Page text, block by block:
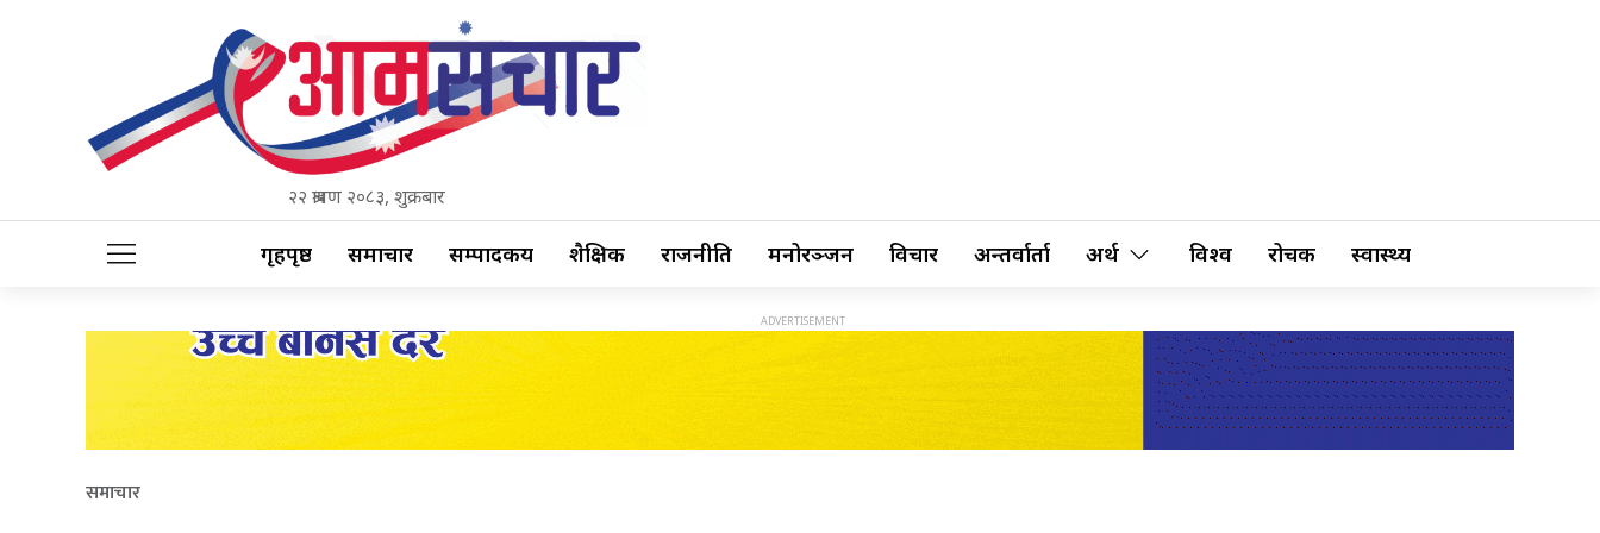
२२ श्रावण २०८३, शुक्रबार
गृहपृष्ठ समाचार सम्पादकीय शैक्षिक राजनीति मनोरञ्जन विचार अन्तर्वार्ता अर्थ विश्व रोचक स्वास्थ्य
समाचार